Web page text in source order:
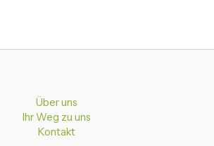
Über uns
Ihr Weg zu uns
Kontakt